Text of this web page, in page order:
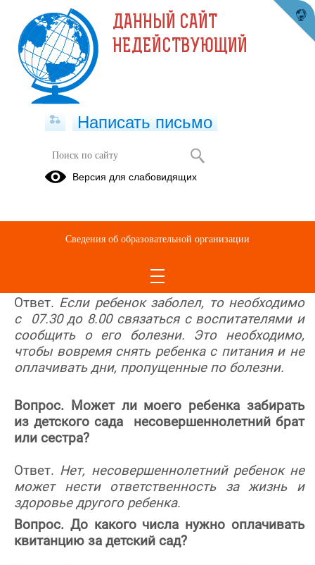
Часто задаваемые вопросы
Часто задаваемые вопросы
Ответ. Если ребенок заболел, то необходимо
с 07.30 до 8.00 связаться с воспитателями и
сообщить о его болезни. Это необходимо,
чтобы вовремя снять ребенка с питания и не
оплачивать дни, пропущенные по болезни.
Вопрос. Может ли моего ребенка забирать
из детского сада несовершеннолетний брат
или сестра?
Ответ. Нет, несовершеннолетний ребенок не
может нести ответственность за жизнь и
здоровье другого ребенка.
Вопрос. До какого числа нужно оплачивать
квитанцию за детский сад?
ДАННЫЙ САЙТ
НЕДЕЙСТВУЮЩИЙ
Написать письмо
Версия для слабовидящих
Сведения об образовательной организации